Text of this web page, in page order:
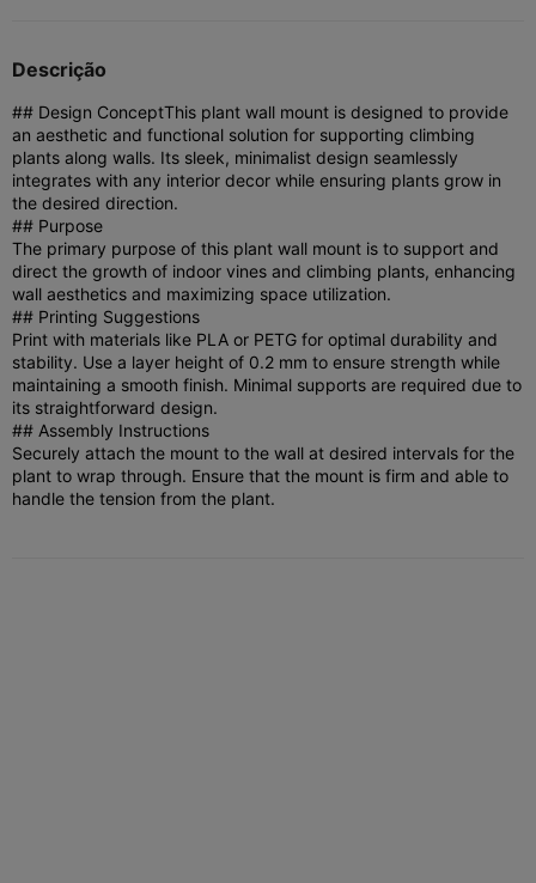
Descrição
## Design ConceptThis plant wall mount is designed to provide
an aesthetic and functional solution for supporting climbing
plants along walls. Its sleek, minimalist design seamlessly
integrates with any interior decor while ensuring plants grow in
the desired direction.
## Purpose
The primary purpose of this plant wall mount is to support and
direct the growth of indoor vines and climbing plants, enhancing
wall aesthetics and maximizing space utilization.
## Printing Suggestions
Print with materials like PLA or PETG for optimal durability and
stability. Use a layer height of 0.2 mm to ensure strength while
maintaining a smooth finish. Minimal supports are required due to
its straightforward design.
## Assembly Instructions
Securely attach the mount to the wall at desired intervals for the
plant to wrap through. Ensure that the mount is firm and able to
handle the tension from the plant.